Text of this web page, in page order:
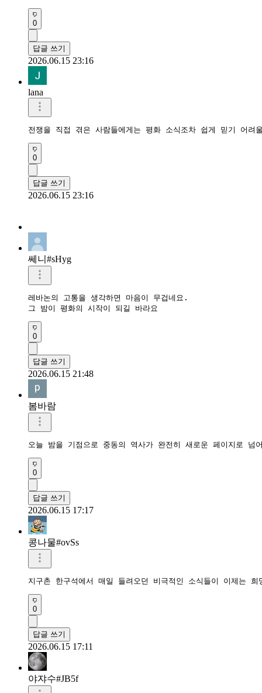
0
답글 쓰기
2026.06.15 23:16
lana
전쟁을 직접 겪은 사람들에게는 평화 소식조차 쉽게 믿기 어
0
답글 쓰기
2026.06.15 23:16
쎄니#sHyg
레바논의 고통을 생각하면 마음이 무겁네요.
그 밤이 평화의 시작이 되길 바라요
0
답글 쓰기
2026.06.15 21:48
봄바람
오늘 밤을 기점으로 중동의 역사가 완전히 새로운 페이지로 넘
0
답글 쓰기
2026.06.15 17:17
콩나물#ovSs
지구촌 한구석에서 매일 들려오던 비극적인 소식들이 이제는
0
답글 쓰기
2026.06.15 17:11
야쟈수#JB5f